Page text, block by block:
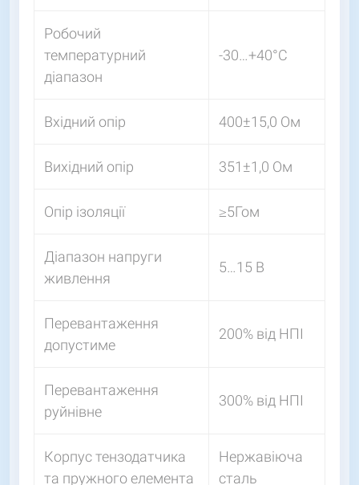
Робочий
температурний
діапазон
-30…+40°С
Вхідний опір 400±15,0 Ом
Вихідний опір 351±1,0 Ом
Опір ізоляції ≥5Гом
Діапазон напруги
живлення
5…15 В
Перевантаження
допустиме
200% від НПІ
Перевантаження
руйнівне
300% від НПІ
Корпус тензодатчика
та пружного елемента
Нержавіюча
сталь